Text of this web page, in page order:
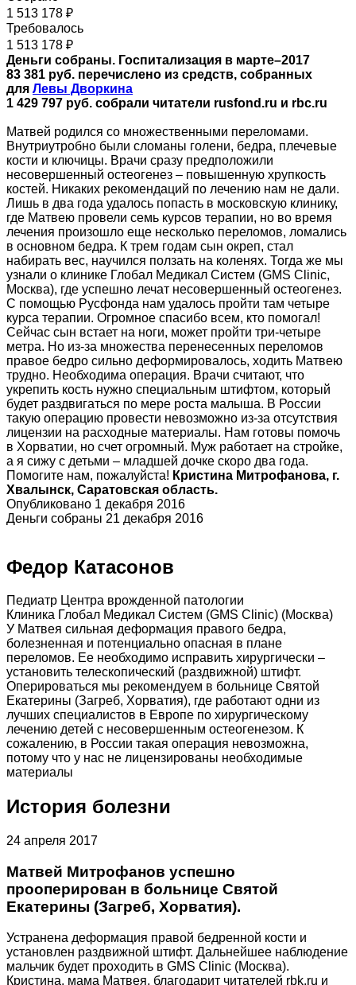
1 513 178 ₽
Требовалось
1 513 178 ₽
Деньги собраны. Госпитализация в марте–2017
83 381 руб. перечислено из средств, собранных
для Левы Дворкина
1 429 797 руб. собрали читатели rusfond.ru и rbc.ru
Матвей родился со множественными переломами.
Внутриутробно были сломаны голени, бедра, плечевые
кости и ключицы. Врачи сразу предположили
несовершенный остеогенез – повышенную хрупкость
костей. Никаких рекомендаций по лечению нам не дали.
Лишь в два года удалось попасть в московскую клинику,
где Матвею провели семь курсов терапии, но во время
лечения произошло еще несколько переломов, ломались
в основном бедра. К трем годам сын окреп, стал
набирать вес, научился ползать на коленях. Тогда же мы
узнали о клинике Глобал Медикал Систем (GMS Clinic,
Москва), где успешно лечат несовершенный остеогенез.
С помощью Русфонда нам удалось пройти там четыре
курса терапии. Огромное спасибо всем, кто помогал!
Сейчас сын встает на ноги, может пройти три-четыре
метра. Но из-за множества перенесенных переломов
правое бедро сильно деформировалось, ходить Матвею
трудно. Необходима операция. Врачи считают, что
укрепить кость нужно специальным штифтом, который
будет раздвигаться по мере роста малыша. В России
такую операцию провести невозможно из-за отсутствия
лицензии на расходные материалы. Нам готовы помочь
в Хорватии, но счет огромный. Муж работает на стройке,
а я сижу с детьми – младшей дочке скоро два года.
Помогите нам, пожалуйста! Кристина Митрофанова, г.
Хвалынск, Саратовская область.
Опубликовано 1 декабря 2016
Деньги собраны 21 декабря 2016
Федор Катасонов
Педиатр Центра врожденной патологии
Клиника Глобал Медикал Систем (GMS Clinic) (Москва)
У Матвея сильная деформация правого бедра,
болезненная и потенциально опасная в плане
переломов. Ее необходимо исправить хирургически –
установить телескопический (раздвижной) штифт.
Оперироваться мы рекомендуем в больнице Святой
Екатерины (Загреб, Хорватия), где работают одни из
лучших специалистов в Европе по хирургическому
лечению детей с несовершенным остеогенезом. К
сожалению, в России такая операция невозможна,
потому что у нас не лицензированы необходимые
материалы
История болезни
24 апреля 2017
Матвей Митрофанов успешно
прооперирован в больнице Святой
Екатерины (Загреб, Хорватия).
Устранена деформация правой бедренной кости и
установлен раздвижной штифт. Дальнейшее наблюдение
мальчик будет проходить в GMS Clinic (Москва).
Кристина, мама Матвея, благодарит читателей rbk.ru и